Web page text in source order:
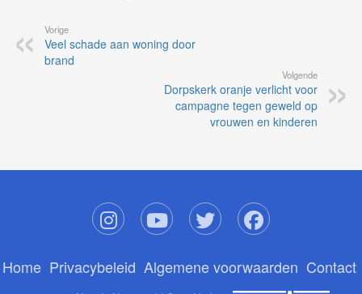
Vorige
Veel schade aan woning door
brand
Volgende
Dorpskerk oranje verlicht voor
campagne tegen geweld op
vrouwen en kinderen
Home Privacybeleid Algemene voorwaarden Contact